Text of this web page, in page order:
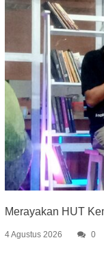
Merayakan HUT
4 Agustus 2026 0